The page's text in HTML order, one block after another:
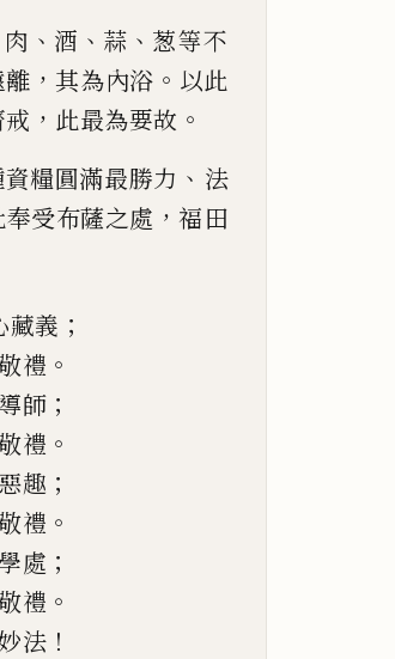
肉 、 酒 、 蒜 、 葱等不
， 其為內浴 。 以此
戒 ， 此最為要故 。
糧圓滿最勝力 、 法
奉受布薩之處 ， 福田
藏義 ；
禮 。
師 ；
禮 。
趣 ；
禮 。
處 ；
禮 。
法 ！